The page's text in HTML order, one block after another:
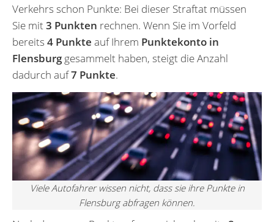
Verkehrs schon Punkte: Bei dieser Straftat müssen
Sie mit 3 Punkten rechnen. Wenn Sie im Vorfeld
bereits 4 Punkte auf Ihrem Punktekonto in
Flensburggesammelt haben, steigt die Anzahl
dadurch auf7 Punkte.
Viele Autofahrer wissen nicht, dass sie ihre Punkte in
Flensburg abfragen können.